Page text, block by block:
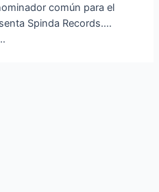
común para el
Spinda Records….